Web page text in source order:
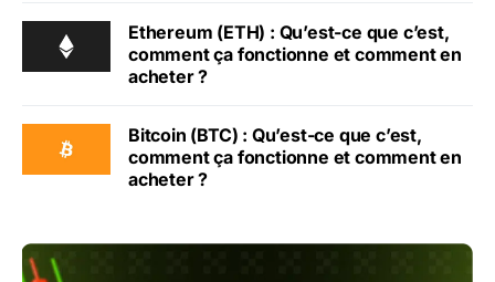
Ethereum (ETH) : Qu’est-ce que c’est,
comment ça fonctionne et comment en
acheter ?
Bitcoin (BTC) : Qu’est-ce que c’est,
comment ça fonctionne et comment en
acheter ?